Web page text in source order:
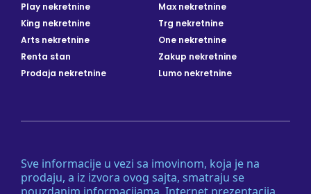
Sve informacije u vezi sa imovinom, koja je na
prodaju, a iz izvora ovog sajta, smatraju se
Play nekretnine
Max nekretnine
King nekretnine
Trg nekretnine
Arts nekretnine
One nekretnine
Renta stan
Zakup nekretnine
Prodaja nekretnine
Lumo nekretnine